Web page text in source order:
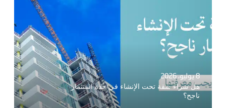
8 يوليو، 2026
هل شراء شقة تحت الإنشاء في جدة استثمار
ناجح؟